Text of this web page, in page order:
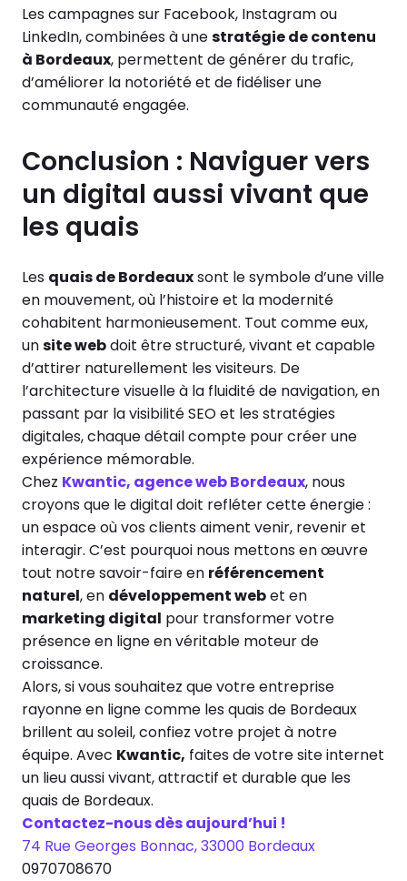
Les campagnes sur Facebook, Instagram ou
LinkedIn, combinées à unestratégie de contenu
à Bordeaux, permettent de générer du trafic,
d’améliorer la notoriété et de fidéliser une
communauté engagée.
Conclusion : Naviguer vers
un digital aussi vivant que
les quais
Les quais de Bordeauxsont le symbole d’une ville
en mouvement, où l’histoire et la modernité
cohabitent harmonieusement. Tout comme eux,
unsite webdoit être structuré, vivant et capable
d’attirer naturellement les visiteurs. De
l’architecture visuelle à la fluidité de navigation, en
passant par la visibilité SEO et les stratégies
digitales, chaque détail compte pour créer une
expérience mémorable.
Chez Kwantic, agence web Bordeaux, nous
croyons que le digital doit refléter cette énergie :
un espace où vos clients aiment venir, revenir et
interagir. C’est pourquoi nous mettons en œuvre
tout notre savoir-faire en référencement
naturel, en développement webet en
marketing digital pour transformer votre
présence en ligne en véritable moteur de
croissance.
Alors, si vous souhaitez que votre entreprise
rayonne en ligne comme les quais de Bordeaux
brillent au soleil, confiez votre projet à notre
équipe. Avec Kwantic, faites de votre site internet
un lieu aussi vivant, attractif et durable que les
quais de Bordeaux.
Contactez-nous dès aujourd’hui !
74 Rue Georges Bonnac, 33000 Bordeaux
0970708670